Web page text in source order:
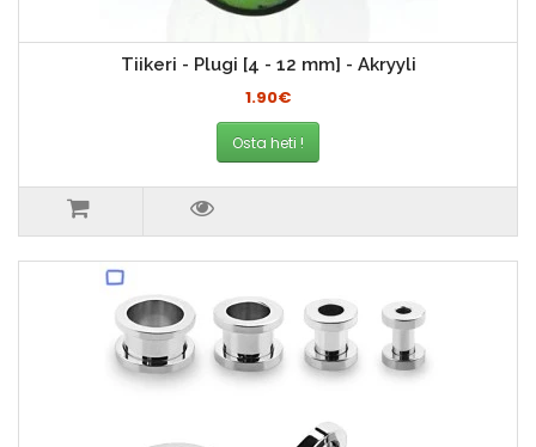
Tiikeri - Plugi [4 - 12 mm] - Akryyli
1.90€
Osta heti !